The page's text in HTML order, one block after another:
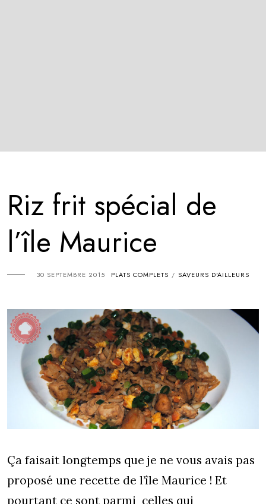
Riz frit spécial de
l’île Maurice
30 SEPTEMBRE 2015 PLATS COMPLETS / SAVEURS D'AILLEURS
Ça faisait longtemps que je ne vous avais pas
proposé une recette de l’île Maurice ! Et
pourtant ce sont parmi celles qui